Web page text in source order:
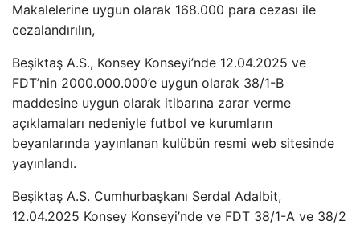
Makalelerine uygun olarak 168.000 para cezası ile
cezalandırılın,
Beşiktaş A.S., Konsey Konseyi’nde 12.04.2025 ve
FDT’nin 2000.000.000’e uygun olarak 38/1-B
maddesine uygun olarak itibarına zarar verme
açıklamaları nedeniyle futbol ve kurumların
beyanlarında yayınlanan kulübün resmi web sitesinde
yayınlandı.
Beşiktaş A.S. Cumhurbaşkanı Serdal Adalbit,
12.04.2025 Konsey Konseyi’nde ve FDT 38/1-A ve 38/2